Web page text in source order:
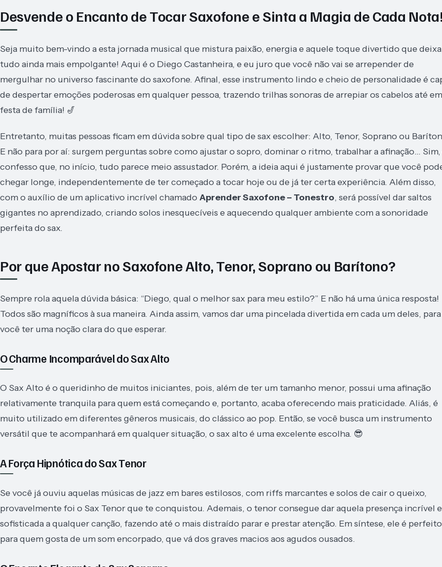
Desvende o Encanto de Tocar Saxofone e Sinta a Magia de Cada Nota!
Seja muito bem-vindo a esta jornada musical que mistura paixão, energia e aquele toque divertido que deixa
tudo ainda mais empolgante! Aqui é o Diego Castanheira, e eu juro que você não vai se arrepender de
mergulhar no universo fascinante do saxofone. Afinal, esse instrumento lindo e cheio de personalidade é
de despertar emoções poderosas em qualquer pessoa, trazendo trilhas sonoras de arrepiar os cabelos até em
festa de família! 🎷
Entretanto, muitas pessoas ficam em dúvida sobre qual tipo de sax escolher: Alto, Tenor, Soprano ou
E não para por aí: surgem perguntas sobre como ajustar o sopro, dominar o ritmo, trabalhar a afinação… Sim,
confesso que, no início, tudo parece meio assustador. Porém, a ideia aqui é justamente provar que você
chegar longe, independentemente de ter começado a tocar hoje ou de já ter certa experiência. Além disso,
com o auxílio de um aplicativo incrível chamado Aprender Saxofone – Tonestro, será possível dar saltos
gigantes no aprendizado, criando solos inesquecíveis e aquecendo qualquer ambiente com a sonoridade
perfeita do sax.
Por que Apostar no Saxofone Alto, Tenor, Soprano ou Barítono?
Sempre rola aquela dúvida básica: “Diego, qual o melhor sax para meu estilo?” E não há uma única resposta!
Todos são magníficos à sua maneira. Ainda assim, vamos dar uma pincelada divertida em cada um deles, para
você ter uma noção clara do que esperar.
O Charme Incomparável do Sax Alto
O Sax Alto é o queridinho de muitos iniciantes, pois, além de ter um tamanho menor, possui uma afinação
relativamente tranquila para quem está começando e, portanto, acaba oferecendo mais praticidade. Aliás, é
muito utilizado em diferentes gêneros musicais, do clássico ao pop. Então, se você busca um instrumento
versátil que te acompanhará em qualquer situação, o sax alto é uma excelente escolha. 😎
A Força Hipnótica do Sax Tenor
Se você já ouviu aquelas músicas de jazz em bares estilosos, com riffs marcantes e solos de cair o queixo,
provavelmente foi o Sax Tenor que te conquistou. Ademais, o tenor consegue dar aquela presença incrível e
sofisticada a qualquer canção, fazendo até o mais distraído parar e prestar atenção. Em síntese, ele é perfeito
para quem gosta de um som encorpado, que vá dos graves macios aos agudos ousados.